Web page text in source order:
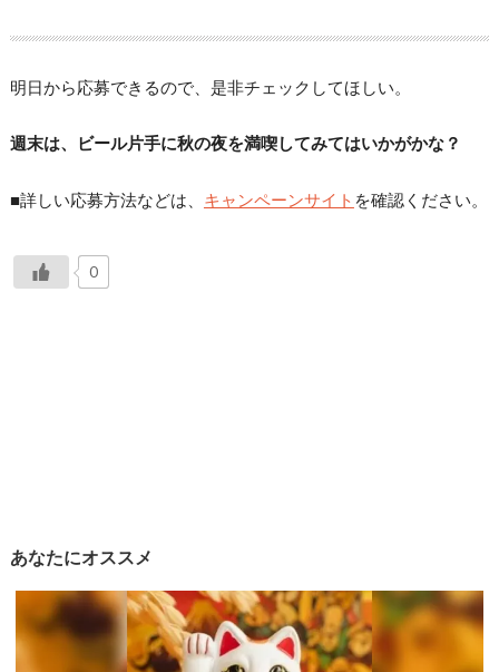
明日から応募できるので、是非チェックしてほしい。
週末は、ビール片手に秋の夜を満喫してみてはいかがかな？
■詳しい応募方法などは、 キャンペーンサイト を確認ください。
0
あなたにオススメ